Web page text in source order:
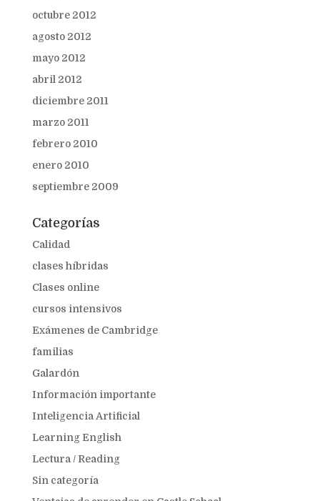
octubre 2012
agosto 2012
mayo 2012
abril 2012
diciembre 2011
marzo 2011
febrero 2010
enero 2010
septiembre 2009
Categorías
Calidad
clases híbridas
Clases online
cursos intensivos
Exámenes de Cambridge
familias
Galardón
Información importante
Inteligencia Artificial
Learning English
Lectura / Reading
Sin categoría